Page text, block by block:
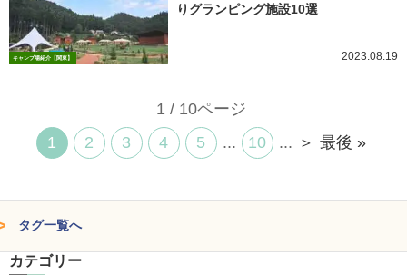
キャンプ場紹介【関東】
りグランピング施設10選
2023.08.19
1 / 10ページ
1
2 3 4 5 ... 10 ... ＞ 最後 »
タグ一覧へ
カテゴリー